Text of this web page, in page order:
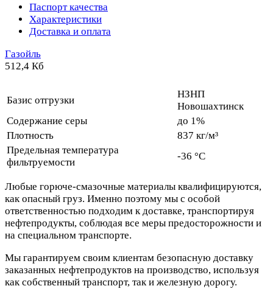
Паспорт качества
Характеристики
Доставка и оплата
Газойль
512,4 Кб
Базис отгрузки
НЗНП
Новошахтинск
Содержание серы
до 1%
Плотность
837 кг/м³
Предельная температура
фильтруемости
-36 °C
Любые горюче-смазочные материалы квалифицируются,
как опасный груз. Именно поэтому мы с особой
ответственностью подходим к доставке, транспортируя
нефтепродукты, соблюдая все меры предосторожности и
на специальном транспорте.
Мы гарантируем своим клиентам безопасную доставку
заказанных нефтепродуктов на производство, используя
как собственный транспорт, так и железную дорогу.